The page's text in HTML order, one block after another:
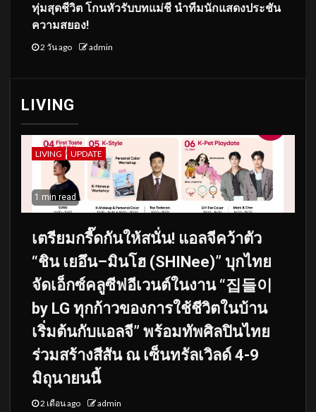
ทุ่มสุดชีวิต โกนหัวรับบทแม่ชี นำทีมนักแสดงประชัน
ความสยอง!
2 วัน ago admin
LIVING
LIVING UPDATE
1 min read
เตรียมกรี๊ดกันให้สนั่น! แอลจีคว้าตัว
“ชิน เยอึน–มินโฮ (SHINee)” บุกไทย
จัดเอ็กซ์คลูซีฟอีเวนต์ในงาน “집들이
by LG ทุกก้าวของการใช้ชีวิตในบ้าน
เริ่มต้นกับแอลจี” พร้อมทัพศิลปินไทย
ร่วมสร้างสีสัน ณ เซ็นทรัลเวิลด์ 4-9
มิถุนายนนี้
2 เดือน ago admin